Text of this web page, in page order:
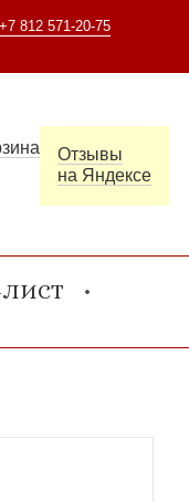
+7 812 571-20-75
Отзывы
на Яндексе